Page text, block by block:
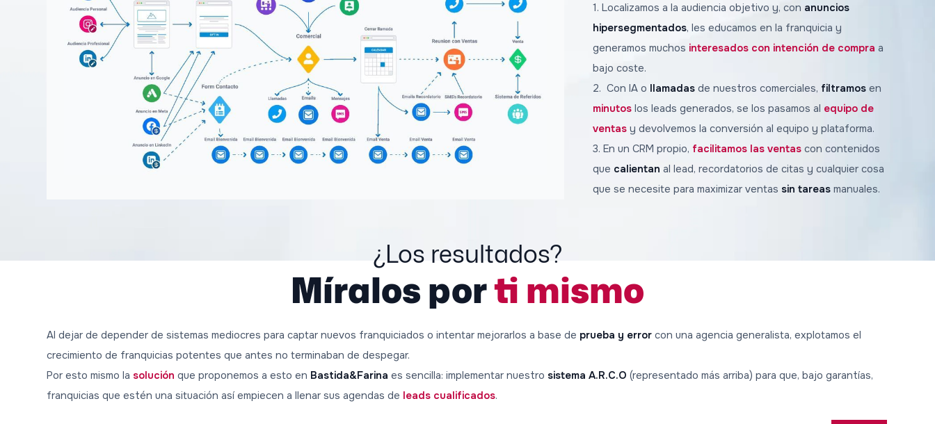
1. Localizamos a la audiencia objetivo y, con anuncios
hipersegmentados, les educamos en la franquicia y
generamos muchos interesados con intención de compra a
bajo coste.
2. Con IA o llamadasde nuestros comerciales, filtramosen
minutoslos leads generados, se los pasamos al equipo de
ventasy devolvemos la conversión al equipo y plataforma.
3. En un CRM propio, facilitamos las ventascon contenidos
que calientan al lead, recordatorios de citas y cualquier cosa
que se necesite para maximizar ventas sin tareasmanuales.
¿Los resultados?
Míralos porti mismo
Al dejar de depender de sistemas mediocres para captar nuevos franquiciados o intentar mejorarlos a base de prueba y errorcon una agencia generalista, explotamos el
crecimiento de franquicias potentes que antes no terminaban de despegar.
Por esto mismo la solución que proponemos a esto en Bastida&Farina es sencilla: implementar nuestro sistema A.R.C.O (representado más arriba) para que, bajo garantías,
franquicias que estén una situación así empiecen a llenar sus agendas de leads cualificados.